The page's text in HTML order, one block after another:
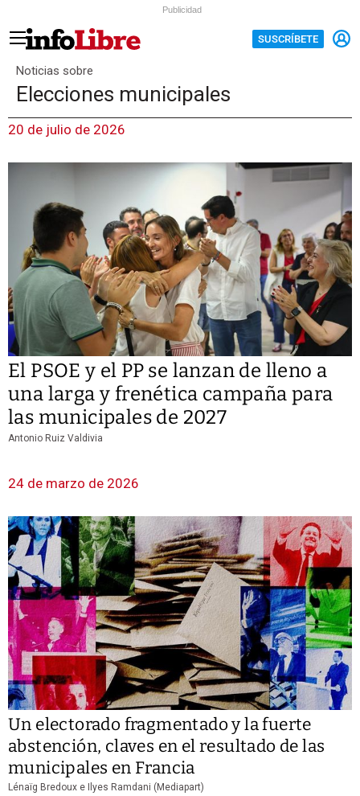
Publicidad
SUSCRÍBETE
Noticias sobre
Elecciones municipales
20 de julio de 2026
El PSOE y el PP se lanzan de lleno a
una larga y frenética campaña para
las municipales de 2027
Antonio Ruiz Valdivia
24 de marzo de 2026
Un electorado fragmentado y la fuerte
abstención, claves en el resultado de las
municipales en Francia
Lénaïg Bredoux e Ilyes Ramdani (Mediapart)